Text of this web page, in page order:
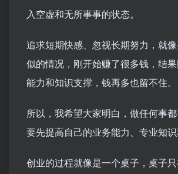
入空虚和无所事事的状态。
追求短期快感、忽视长期努力，就
似的情况，刚开始赚了很多钱，结
能力和知识支撑，钱再多也留不住。
所以，我希望大家明白，做任何事
要先提高自己的业务能力、专业知
创业的过程就像是一个桌子，桌子